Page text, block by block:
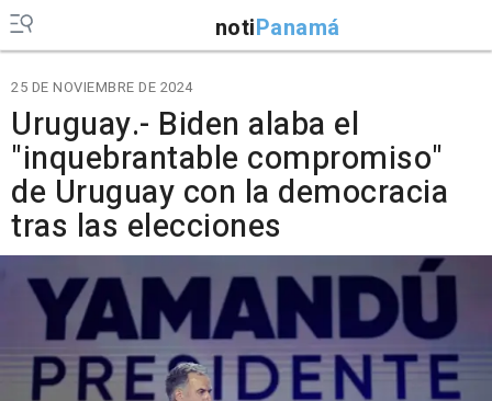
notiPanamá
25 DE NOVIEMBRE DE 2024
Uruguay.- Biden alaba el
"inquebrantable compromiso"
de Uruguay con la democracia
tras las elecciones